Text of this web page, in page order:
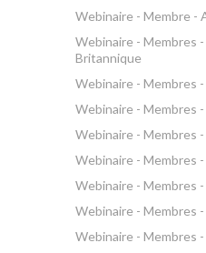
Webinaire - Membre -
Webinaire - Membres
Britannique
Webinaire - Membres
Webinaire - Membres -
Webinaire - Membres -
Webinaire - Membres
Webinaire - Membres -
Webinaire - Membres
Webinaire - Membres